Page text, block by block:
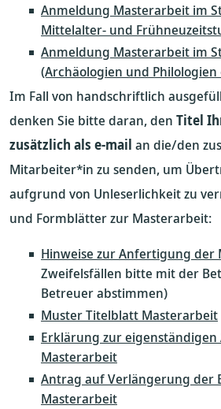
Anmeldung Masterarbeit im
Mittelalter- und
Anmeldung Masterarbeit im
(Archäologien und
Im Fall von handschriftlich
denken Sie bitte daran, den Titel
zusätzlich als e-mail an die/den
Mitarbeiter*in zu senden, um
aufgrund von Unleserlichkeit zu
und Formblätter zur Masterarbeit:
Hinweise zur Anfertigung der
Zweifelsfällen bitte mit der
Betreuer abstimmen)
Muster Titelblatt Masterarbeit
Erklärung zur
Masterarbeit
Antrag auf Verlängerung der
Masterarbeit